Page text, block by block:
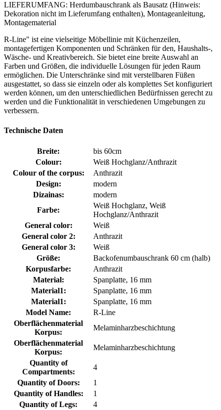
LIEFERUMFANG: Herdumbauschrank als Bausatz (Hinweis:
Dekoration nicht im Lieferumfang enthalten), Montageanleitung,
Montagematerial
R-Line" ist eine vielseitige Möbellinie mit Küchenzeilen,
montagefertigen Komponenten und Schränken für den, Haushalts-,
Wäsche- und Kreativbereich. Sie bietet eine breite Auswahl an
Farben und Größen, die individuelle Lösungen für jeden Raum
ermöglichen. Die Unterschränke sind mit verstellbaren Füßen
ausgestattet, so dass sie einzeln oder als komplettes Set konfiguriert
werden können, um den unterschiedlichen Bedürfnissen gerecht zu
werden und die Funktionalität in verschiedenen Umgebungen zu
verbessern.
Technische Daten
Breite:
bis 60cm
Colour:
Weiß Hochglanz/Anthrazit
Colour of the corpus:
Anthrazit
Design:
modern
Dizainas:
modern
Farbe:
Weiß Hochglanz, Weiß
Hochglanz/Anthrazit
General color:
Weiß
General color 2:
Anthrazit
General color 3:
Weiß
Größe:
Backofenumbauschrank 60 cm (halb)
Korpusfarbe:
Anthrazit
Material:
Spanplatte, 16 mm
Material1:
Spanplatte, 16 mm
Material1:
Spanplatte, 16 mm
Model Name:
R-Line
Oberflächenmaterial
Korpus:
Melaminharzbeschichtung
Oberflächenmaterial
Korpus:
Melaminharzbeschichtung
Quantity of
Compartments:
4
Quantity of Doors:
1
Quantity of Handles:
1
Quantity of Legs:
4